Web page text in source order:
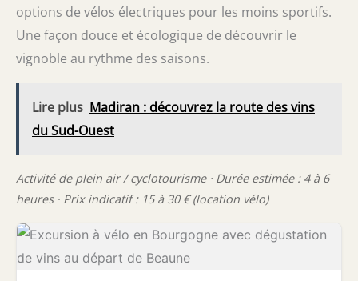
options de vélos électriques pour les moins sportifs.
Une façon douce et écologique de découvrir le
vignoble au rythme des saisons.
Lire plus Madiran : découvrez la route des vins
du Sud-Ouest
Activité de plein air / cyclotourisme · Durée estimée : 4 à 6
heures · Prix indicatif : 15 à 30 € (location vélo)